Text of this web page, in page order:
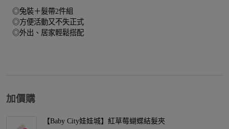
◎兔裝＋髮帶2件組
◎方便活動又不失正式
◎外出、居家輕鬆搭配
加價購
【Baby City娃娃城】紅草莓蝴蝶結髮夾